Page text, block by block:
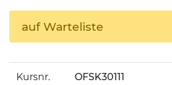
auf Warteliste
Kursnr. OFSK30111